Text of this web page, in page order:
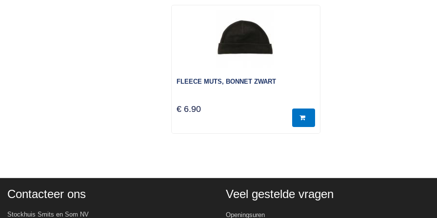
FLEECE MUTS, BONNET ZWART
€ 6.90
Contacteer ons
Stockhuis Smits en Som NV
Veel gestelde vragen
Openingsuren